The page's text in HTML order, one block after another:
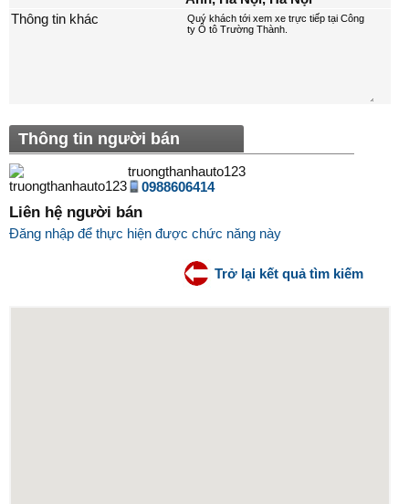
Thông tin khác
Thông tin người bán
truongthanhauto123
0988606414
Liên hệ người bán
Đăng nhập để thực hiện được chức năng này
Trở lại kết quả tìm kiếm